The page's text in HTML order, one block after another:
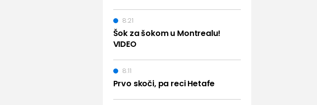
Šok za šokom u Montrealu!
VIDEO
8:21
Prvo skoči, pa reci Hetafe
8:11